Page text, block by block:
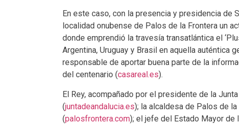
En este caso, con la presencia y presidencia de
localidad onubense de Palos de la Frontera un
donde emprendió la travesía transatlántica el
Argentina, Uruguay y Brasil en aquella auténtica
responsable de aportar buena parte de la
del centenario (casareal.es).
El Rey, acompañado por el presidente de la
(juntadeandalucia.es); la alcaldesa de Palos de la
(palosfrontera.com); el jefe del Estado Mayor de